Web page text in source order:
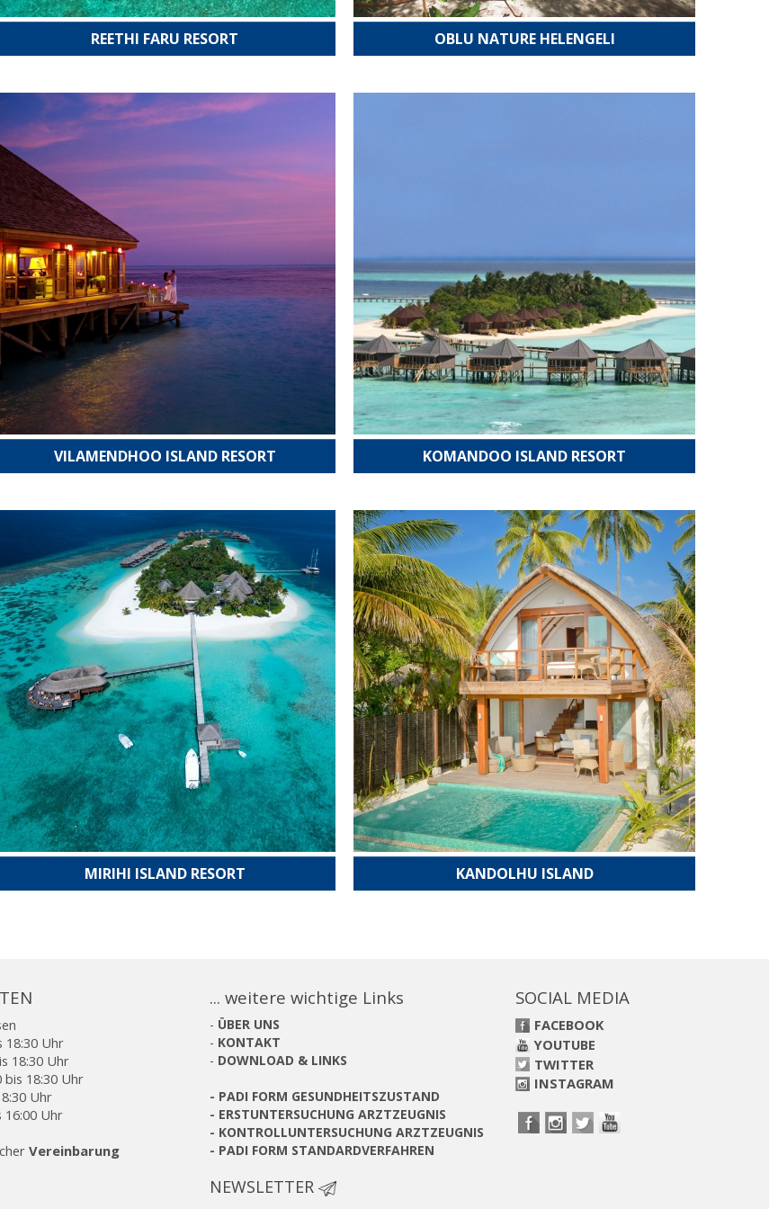
REETHI FARU RESORT
VILAMENDHOO ISLAND RESORT
MIRIHI ISLAND RESORT
OBLU NATURE HELENGELI
KOMANDOO ISLAND RESORT
KANDOLHU ISLAND
18:30 Uhr
18:30 Uhr
bis 18:30 Uhr
Uhr
16:00 Uhr
Vereinbarung
... weitere wichtige Links
- ÜBER UNS
- KONTAKT
- DOWNLOAD & LINKS
- PADI FORM GESUNDHEITSZUSTAND
- ERSTUNTERSUCHUNG ARZTZEUGNIS
- KONTROLLUNTERSUCHUNG ARZTZEUGNIS
- PADI FORM STANDARDVERFAHREN
NEWSLETTER
SOCIAL MEDIA
FACEBOOK
YOUTUBE
TWITTER
INSTAGRAM